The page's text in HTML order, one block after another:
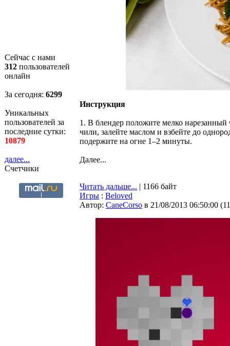
Сейчас с нами
312 пользователей
онлайн
За сегодня: 6299
Уникальных
пользователей за
последние сутки:
10879
далее...
Счетчики
Инструкция
1. В блендер положите мелко
чили, залейте маслом и взбейте до
подержите на огне 1–2 минуты.
Далее...
Читать дальше... | 1166 байт
Игры : Beloved
Автор: CaneCorso в 21/08/2013 06:50:00 (